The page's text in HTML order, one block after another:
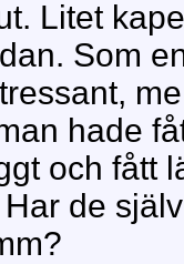
Litet
Som
hade
och fått
de